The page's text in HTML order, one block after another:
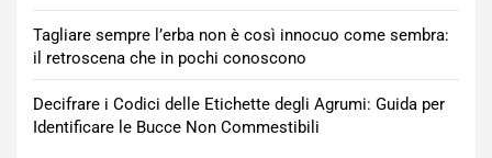
Tagliare sempre l’erba non è così innocuo come sembra:
il retroscena che in pochi conoscono
Decifrare i Codici delle Etichette degli Agrumi: Guida per
Identificare le Bucce Non Commestibili